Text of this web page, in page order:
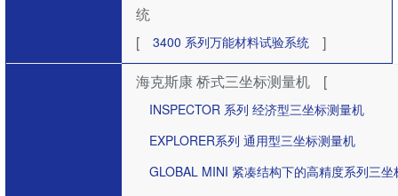
统
[
3400 系列万能材料试验系统 ]
海克斯康 桥式三坐标测量机 [
INSPECTOR 系列 经济型三坐标测量机
EXPLORER系列 通用型三坐标测量机
GLOBAL MINI 紧凑结构下的高精度系列三坐